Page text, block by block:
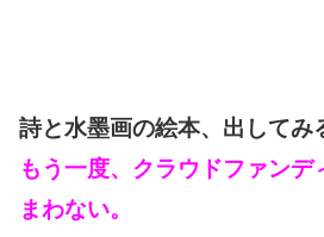
詩と水墨画の絵本、出してみ
もう一度、クラウドファンデ
まわない。